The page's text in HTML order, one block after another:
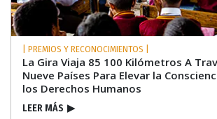
| PREMIOS Y RECONOCIMIENTOS |
La Gira Viaja 85 100 Kilómetros A
Nueve Países Para Elevar la
los Derechos Humanos
LEER MÁS ▶